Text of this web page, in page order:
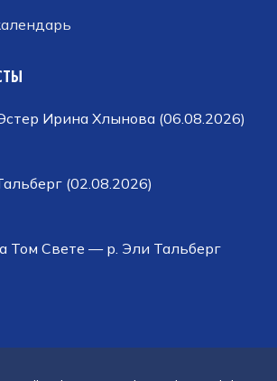
Ирина Хлынова (06.08.2026)
(02.08.2026)
Том Свете — р. Эли Тальберг